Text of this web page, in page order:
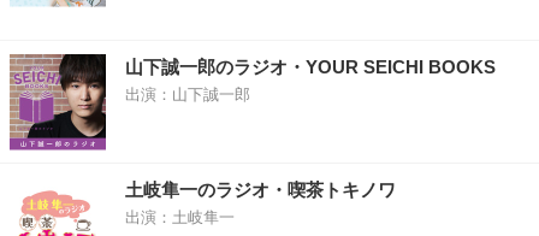
山下誠一郎のラジオ・YOUR SEICHI BOOKS
出演：山下誠一郎
土岐隼一のラジオ・喫茶トキノワ
出演：土岐隼一